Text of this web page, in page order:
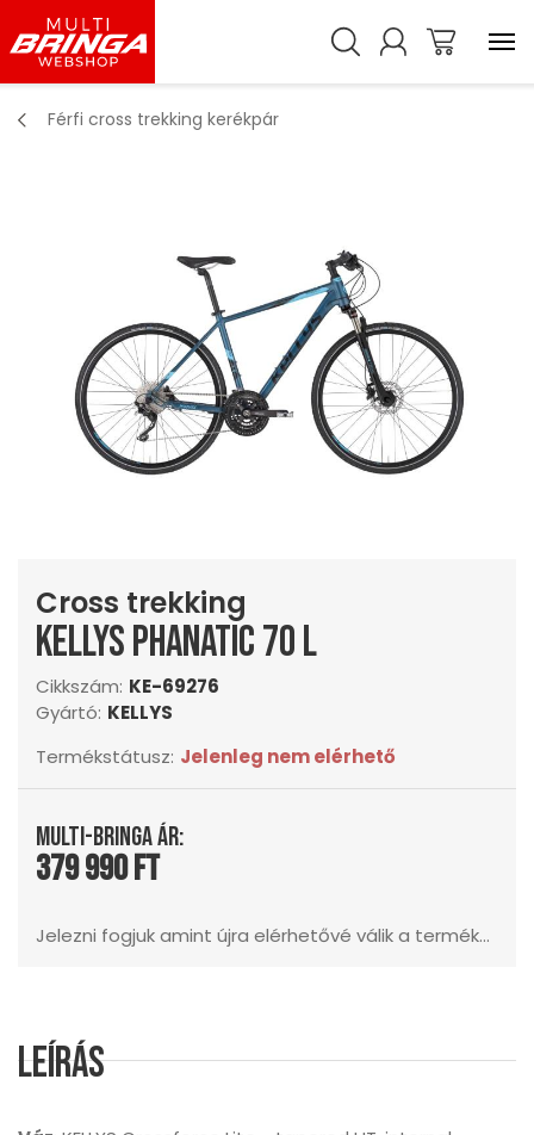
Férfi cross trekking kerékpár
Cross trekking
KELLYS Phanatic 70 L
Cikkszám: KE-69276
Gyártó: KELLYS
Termékstátusz: Jelenleg nem elérhető
Multi-Bringa ár:
379 990 Ft
Jelezni fogjuk amint újra elérhetővé válik a termék...
Leírás